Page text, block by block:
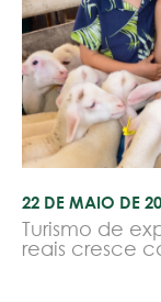
22 DE MAIO DE
Turismo de
reais cresce